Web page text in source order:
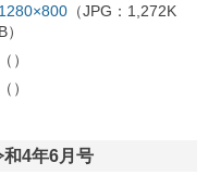
1280×800（JPG：1,272K
B）
（）
（）
和4年6月号